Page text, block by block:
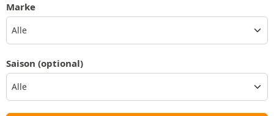
Marke
Alle
Saison (optional)